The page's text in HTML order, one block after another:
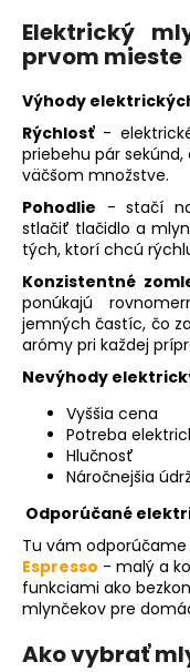
Elektrický
prvom mieste
Výhody
Rýchlosť-
priebehu pár
väčšom množstve.
Pohodlie - stačí
stlačiť tlačidlo a
tých, ktorí chcú
Konzistentné
ponúkajú
jemných častíc, čo
arómy pri každej
Nevýhody
Vyššia cena
Potreba
Hlučnosť
Náročnejšia
Odporúčané
Tu vám
Espresso - malý a
funkciami ako
mlynčekov pre
Ako vybrať